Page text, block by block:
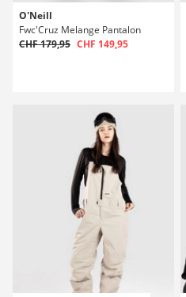
O'Neill
Fwc'Cruz Melange Pantalon
CHF 179,95 CHF 149,95